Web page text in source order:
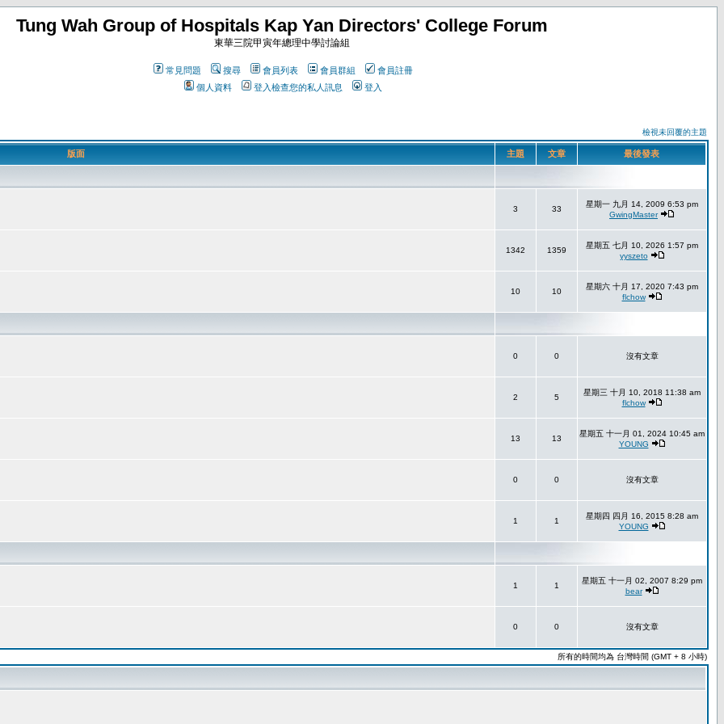
Tung Wah Group of Hospitals Kap Yan Directors' College Forum
東華三院甲寅年總理中學討論組
常見問題 搜尋 會員列表 會員群組
會員註冊
個人資料
登入檢查您的私人訊息 登入
檢視未回覆的主題
版面 主題 文章 最後發表
3 33
星期一 九月 14, 2009 6:53 pm
GwingMaster
1342 1359
星期五 七月 10, 2026 1:57 pm
yyszeto
10 10
星期六 十月 17, 2020 7:43 pm
flchow
0 0 沒有文章
2 5
星期三 十月 10, 2018 11:38 am
flchow
13 13
星期五 十一月 01, 2024 10:45 am
YOUNG
0 0 沒有文章
1 1
星期四 四月 16, 2015 8:28 am
YOUNG
1 1
星期五 十一月 02, 2007 8:29 pm
bear
0 0 沒有文章
所有的時間均為 台灣時間 (GMT + 8 小時)